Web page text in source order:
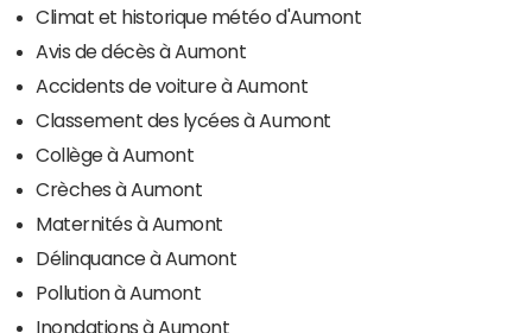
Climat et historique météo d'Aumont
Avis de décès à Aumont
Accidents de voiture à Aumont
Classement des lycées à Aumont
Collège à Aumont
Crèches à Aumont
Maternités à Aumont
Délinquance à Aumont
Pollution à Aumont
Inondations à Aumont